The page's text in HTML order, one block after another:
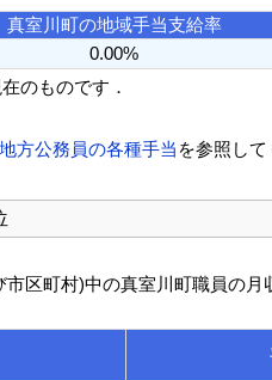
真室川町の地域手当支給率
0.00%
のものです．
地方公務員の各種手当 を参照し
区町村)中の真室川町職員の